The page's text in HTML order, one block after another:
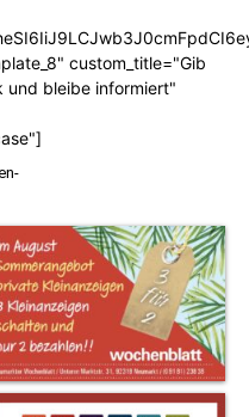
custom_title="Gib
und bleibe informiert"